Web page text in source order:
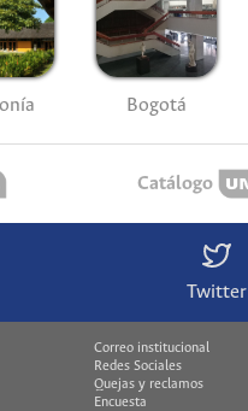
Bogotá
Catálogo
Twitter
Correo institucional
Redes Sociales
Quejas y reclamos
Encuesta